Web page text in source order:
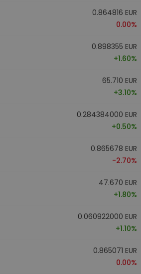
0.864816 EUR
0.00%
0.898355 EUR
+1.60%
65.710 EUR
+3.10%
0.284384000 EUR
+0.50%
0.865678 EUR
-2.70%
47.670 EUR
+1.80%
0.060922000 EUR
+1.10%
0.865071 EUR
0.00%